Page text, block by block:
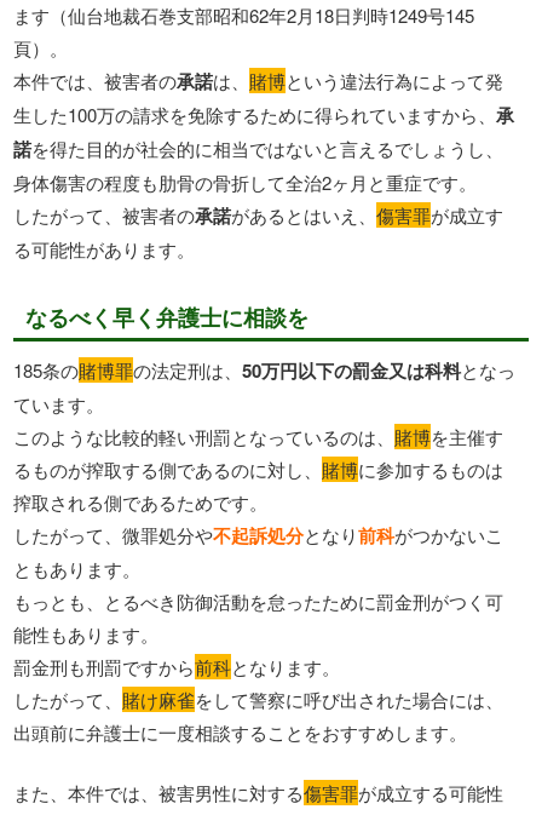
ます（仙台地裁石巻支部昭和62年2月18日判時1249号145
頁）。
本件では、被害者の承諾は、 賭博という違法行為によって発
生した100万の請求を免除するために得られていますから、承
諾を得た目的が社会的に相当ではないと言えるでしょうし、
身体傷害の程度も肋骨の骨折して全治2ヶ月と重症です。
したがって、被害者の承諾があるとはいえ、傷害罪が成立す
る可能性があります。
なるべく早く弁護士に相談を
185条の賭博罪の法定刑は、50万円以下の罰金又は科料となっ
ています。
このような比較的軽い刑罰となっているのは、 賭博を主催す
るものが搾取する側であるのに対し、 賭博に参加するものは
搾取される側であるためです。
したがって、微罪処分や不起訴処分となり前科がつかないこ
ともあります。
もっとも、とるべき防御活動を怠ったために罰金刑がつく可
能性もあります。
罰金刑も刑罰ですから前科となります。
したがって、 賭け麻雀をして警察に呼び出された場合には、
出頭前に弁護士に一度相談することをおすすめします。
また、本件では、被害男性に対する傷害罪が成立する可能性